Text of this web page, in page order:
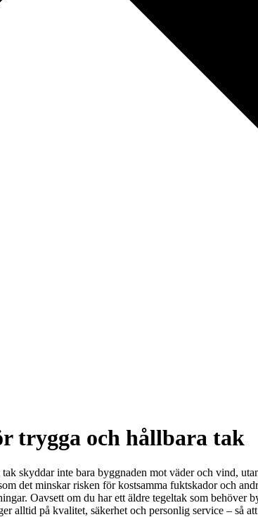
trygga och hållbara tak
skyddar inte bara byggnaden mot väder och vind,
det minskar risken för kostsamma fuktskador och
Oavsett om du har ett äldre tegeltak som
på kvalitet, säkerhet och personlig service – så